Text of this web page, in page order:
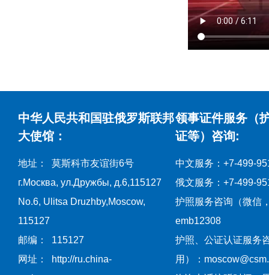
中华人民共和国驻俄罗斯联邦
大使馆：
地址： 莫斯科市友谊街6号
г.Москва, ул.Дружбы, д.6,115127
No.6, Ulitsa Druzhby,Moscow,
115127
邮编： 115127
网址： http://ru.china-
领事证件服务（
证等）咨询:
中文服务：+7-499-
俄文服务：+7-499-
护照服务咨询（微信
emb12308
护照、公证认证服务
用）：